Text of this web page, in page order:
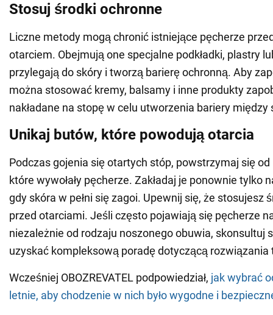
Stosuj środki ochronne
Liczne metody mogą chronić istniejące pęcherze
otarciem. Obejmują one specjalne podkładki, plastry
przylegają do skóry i tworzą barierę ochronną. Aby
można stosować kremy, balsamy i inne produkty
nakładane na stopę w celu utworzenia bariery
Unikaj butów, które powodują otarcia
Podczas gojenia się otartych stóp, powstrzymaj się
które wywołały pęcherze. Zakładaj je ponownie tylko
gdy skóra w pełni się zagoi. Upewnij się, że stosujesz
przed otarciami. Jeśli często pojawiają się pęcherze
niezależnie od rodzaju noszonego obuwia, skonsultuj
uzyskać kompleksową poradę dotyczącą rozwiązania
Wcześniej OBOZREVATEL podpowiedział, jak wybrać
letnie, aby chodzenie w nich było wygodne i